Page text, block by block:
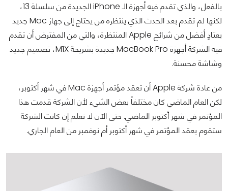
بالفعل، والذي تقدم فيه أجهزة الـ iPhone الجديدة من سلسلة 13،
لكنها لم تقدم بعد الحدث الذي ينتظره من يحتاج إلى جهاز Mac جديد
بعتادٍ أفضل من شرائح Apple المنتظرة، والتي من المفترض أن تقدم
فيه الشركة أجهزة MacBook Pro جديدة بشريحة M1X، تصميم جديد
وشاشة محسنة.
من عادة شركة Apple أن تعقد مؤتمر أجهزة Mac في شهر أكتوبر،
لكن العام الماضي كان مختلفاً بعض الشيء لأن الشركة قدمت هذا
المؤتمر في شهر أكتوبر الماضي. حتى الآن لا نعلم إن كانت الشركة
ستقوم بعقد المؤتمر في شهر أكتوبر أم نوفمبر من العام الجاري.